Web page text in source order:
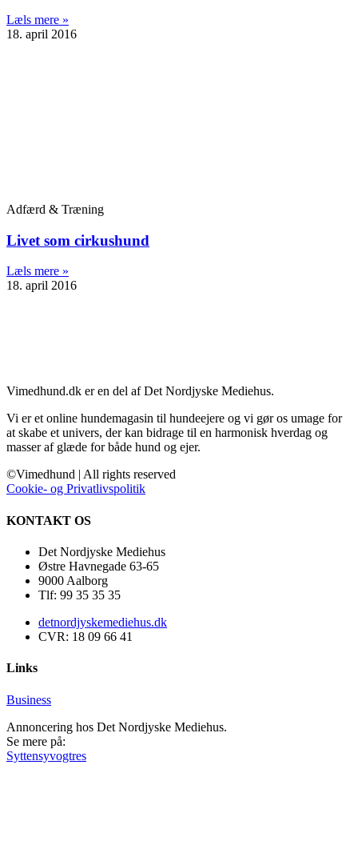
Læls mere »
18. april 2016
Adfærd & Træning
Livet som cirkushund
Læls mere »
18. april 2016
Vimedhund.dk er en del af Det Nordjyske Mediehus.
Vi er et online hundemagasin til hundeejere og vi gør os umage for
at skabe et univers, der kan bidrage til en harmonisk hverdag og
masser af glæde for både hund og ejer.
©Vimedhund | All rights reserved
Cookie- og Privatlivspolitik
KONTAKT OS
Det Nordjyske Mediehus
Østre Havnegade 63-65
9000 Aalborg
Tlf: 99 35 35 35
detnordjyskemediehus.dk
CVR: 18 09 66 41
Links
Business
Annoncering hos Det Nordjyske Mediehus.
Se mere på:
Syttensyvogtres